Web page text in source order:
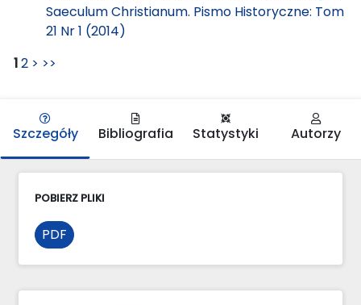
Saeculum Christianum. Pismo Historyczne: Tom
21 Nr 1 (2014)
12 > >>
Szczegóły Bibliografia Statystyki Autorzy
POBIERZ PLIKI
PDF